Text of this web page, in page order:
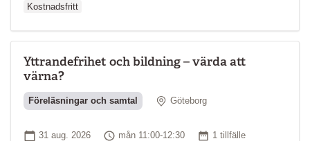
Kostnadsfritt
Yttrandefrihet och bildning – värda att
värna?
Föreläsningar och samtal Plats
Göteborg
Startdatum
31 aug. 2026 Tid
mån 11:00-12:30 Antal tillfällen
1 tillfälle